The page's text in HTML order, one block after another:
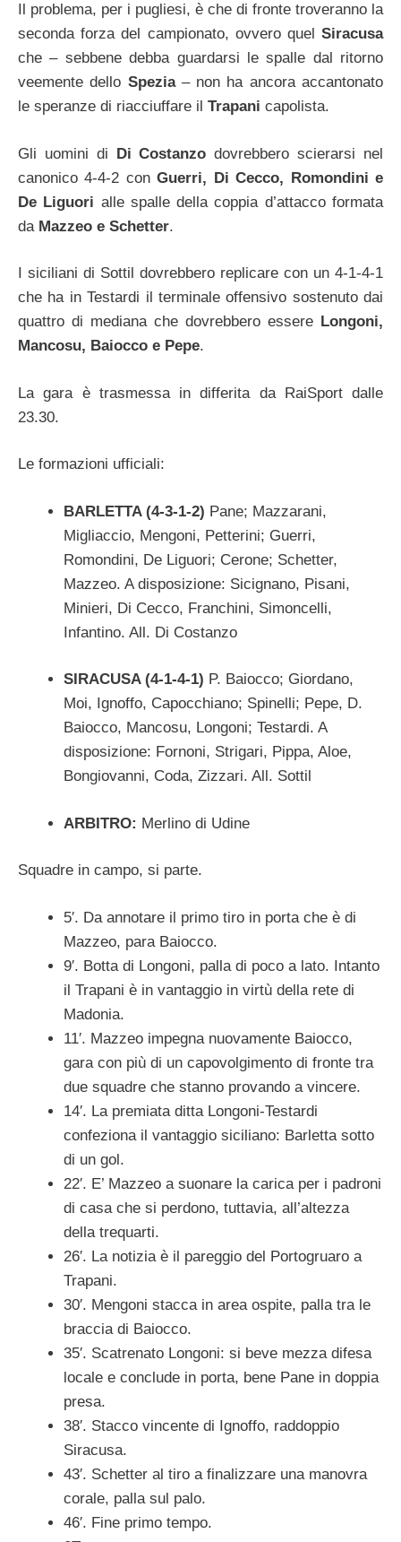
Il problema, per i pugliesi, è che di fronte troveranno la
seconda forza del campionato, ovvero quel Siracusa
che – sebbene debba guardarsi le spalle dal ritorno
veemente dello Spezia– non ha ancora accantonato
le speranze di riacciuffare il Trapani capolista.
Gli uomini di Di Costanzo dovrebbero scierarsi nel
canonico 4-4-2 conGuerri, Di Cecco, Romondini e
De Liguori alle spalle della coppia d’attacco formata
daMazzeo e Schetter.
I siciliani di Sottil dovrebbero replicare con un 4-1-4-1
che ha in Testardi il terminale offensivo sostenuto dai
quattro di mediana che dovrebbero essere Longoni,
Mancosu, Baiocco e Pepe.
La gara è trasmessa in differita da RaiSport dalle
23.30.
Le formazioni ufficiali:
BARLETTA (4-3-1-2) Pane; Mazzarani,
Migliaccio, Mengoni, Petterini; Guerri,
Romondini, De Liguori; Cerone; Schetter,
Mazzeo. A disposizione: Sicignano, Pisani,
Minieri, Di Cecco, Franchini, Simoncelli,
Infantino. All. Di Costanzo
SIRACUSA (4-1-4-1) P. Baiocco; Giordano,
Moi, Ignoffo, Capocchiano; Spinelli; Pepe, D.
Baiocco, Mancosu, Longoni; Testardi. A
disposizione: Fornoni, Strigari, Pippa, Aloe,
Bongiovanni, Coda, Zizzari. All. Sottil
ARBITRO: Merlino di Udine
Squadre in campo, si parte.
5′. Da annotare il primo tiro in porta che è di
Mazzeo, para Baiocco.
9′. Botta di Longoni, palla di poco a lato. Intanto
il Trapani è in vantaggio in virtù della rete di
Madonia.
11′. Mazzeo impegna nuovamente Baiocco,
gara con più di un capovolgimento di fronte tra
due squadre che stanno provando a vincere.
14′. La premiata ditta Longoni-Testardi
confeziona il vantaggio siciliano: Barletta sotto
di un gol.
22′. E’ Mazzeo a suonare la carica per i padroni
di casa che si perdono, tuttavia, all’altezza
della trequarti.
26′. La notizia è il pareggio del Portogruaro a
Trapani.
30′. Mengoni stacca in area ospite, palla tra le
braccia di Baiocco.
35′. Scatrenato Longoni: si beve mezza difesa
locale e conclude in porta, bene Pane in doppia
presa.
38′. Stacco vincente di Ignoffo, raddoppio
Siracusa.
43′. Schetter al tiro a finalizzare una manovra
corale, palla sul palo.
46′. Fine primo tempo.